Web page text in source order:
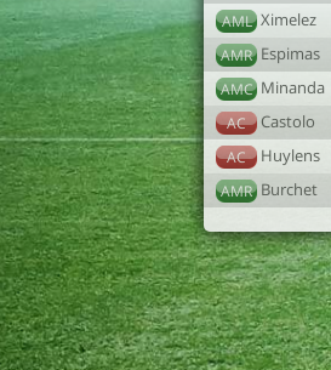
AML Ximelez
AMR Espimas
AMC Minanda
AC Castolo
AC Huylens
AMR Burchet